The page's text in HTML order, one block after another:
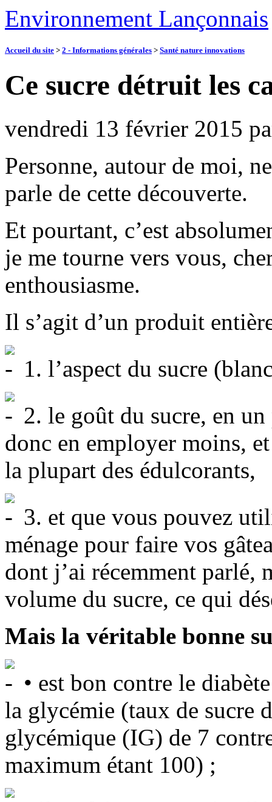
Environnement Lançonnais
Accueil du site > 2 - Informations générales > Santé nature innovations
Ce sucre détruit les
vendredi 13 février 2015
Personne, autour de moi,
parle de cette découverte.
Et pourtant, c’est
je me tourne vers vous,
enthousiasme.
Il s’agit d’un produit
1. l’aspect du sucre
2. le goût du sucre, en
donc en employer moins,
la plupart des édulcorants,
3. et que vous pouvez
ménage pour faire vos
dont j’ai récemment parlé,
volume du sucre, ce qui
Mais la véritable bonne
• est bon contre le
la glycémie (taux de sucre
glycémique (IG) de 7
maximum étant 100) ;